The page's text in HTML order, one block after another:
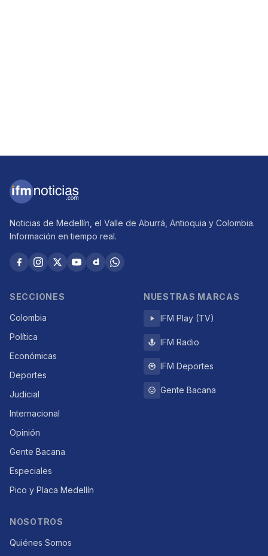
Noticias de Medellín, el Valle de Aburrá, Antioquia y Colombia.
Información en tiempo real.
SECCIONES
Colombia
Política
Económicas
Deportes
Judicial
Internacional
Opinión
Gente Bacana
Especiales
Pico y Placa Medellín
NUESTRAS MARCAS
IFM Play (TV)
IFM Radio
IFM Deportes
Gente Bacana
NOSOTROS
Quiénes Somos